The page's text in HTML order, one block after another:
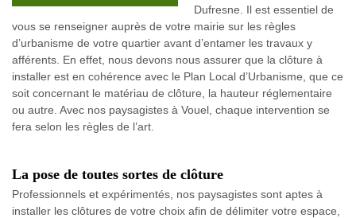
Dufresne. Il est essentiel de
vous se renseigner auprès de votre mairie sur les règles
d’urbanisme de votre quartier avant d’entamer les travaux y
afférents. En effet, nous devons nous assurer que la clôture à
installer est en cohérence avec le Plan Local d’Urbanisme, que ce
soit concernant le matériau de clôture, la hauteur réglementaire
ou autre. Avec nos paysagistes à Vouel, chaque intervention se
fera selon les règles de l’art.
La pose de toutes sortes de clôture
Professionnels et expérimentés, nos paysagistes sont aptes à
installer les clôtures de votre choix afin de délimiter votre espace,